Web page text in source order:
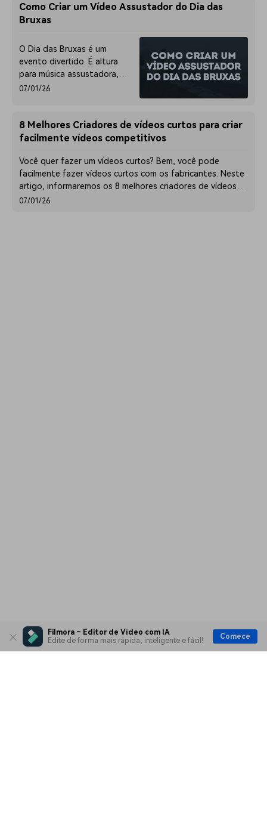
Filmora – Editor de Vídeo com IA
Edite de forma mais rápida, inteligente e fácil!
Comece
editar um vídeo de
casamento com um simples
Como Criar um Vídeo Assustador do Dia das
Bruxas
O Dia das Bruxas é um
evento divertido. É altura
para música assustadora,
comida deliciosa e bons
07/01/26
8 Melhores Criadores de vídeos curtos para criar
facilmente vídeos competitivos
Você quer fazer um vídeos curtos? Bem, você pode
facilmente fazer vídeos curtos com os fabricantes. Neste
artigo, informaremos os 8 melhores criadores de vídeos
curtos para criar vídeos incríveis!
07/01/26